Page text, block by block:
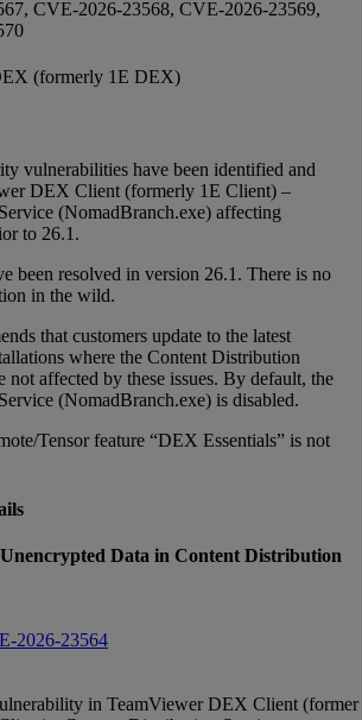
CVE-2026-23568, CVE-2026-23569,
(formerly 1E DEX)
vulnerabilities have been identified and
DEX Client (formerly 1E Client) –
(NomadBranch.exe) affecting
to 26.1.
been resolved in version 26.1. There is no
in the wild.
that customers update to the latest
where the Content Distribution
not affected by these issues. By default, the
(NomadBranch.exe) is disabled.
Tensor feature “DEX Essentials” is not
Data in Content Distribution
2026-23564
in TeamViewer DEX Client (former